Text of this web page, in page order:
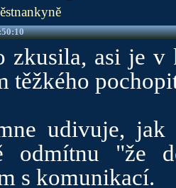
zkusila, asi je
těžkého
udivuje,
odmítnu "že
s komunikací.